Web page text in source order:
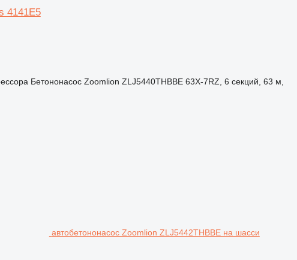
4141E5
Бетононасос Zoomlion ZLJ5440THBBE 63X-7RZ, 6 секций, 63 м,
автобетононасос Zoomlion ZLJ5442THBBE на шасси